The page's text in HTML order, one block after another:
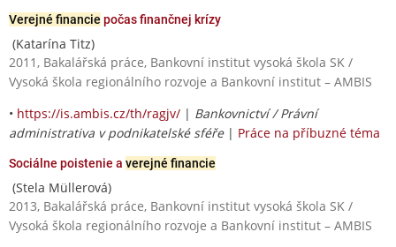
Verejné financie počas finančnej krízy
(Katarína Titz)
2011, Bakalářská práce, Bankovní institut vysoká škola SK /
Vysoká škola regionálního rozvoje a Bankovní institut – AMBIS
• https://is.ambis.cz/th/ragjv/ | Bankovnictví / Právní
administrativa v podnikatelské sféře| Práce na příbuzné téma
Sociálne poistenie a verejné financie
(Stela Müllerová)
2013, Bakalářská práce, Bankovní institut vysoká škola SK /
Vysoká škola regionálního rozvoje a Bankovní institut – AMBIS